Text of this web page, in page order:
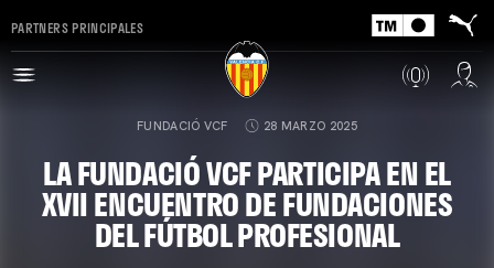
PARTNERS PRINCIPALES
FUNDACIÓ VCF 28 MARZO 2025
LA FUNDACIÓ VCF PARTICIPA EN EL
XVII ENCUENTRO DE FUNDACIONES
DEL FÚTBOL PROFESIONAL